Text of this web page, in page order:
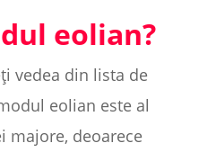
eolian?
vedea din lista de
eolian este al
majore, deoarece